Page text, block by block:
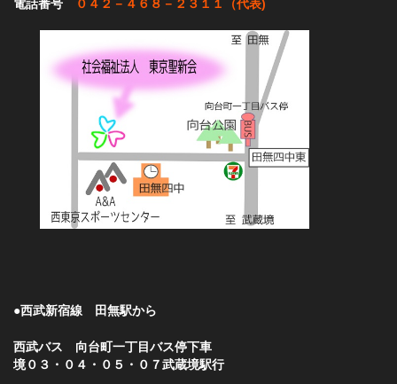
電話番号
０４２－４６８－２３１１（代表)
●西武新宿線 田無駅から
西武バス 向台町一丁目バス停下車
境０３・０４・０５・０７武蔵境駅行